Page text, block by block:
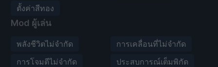
ตั้งค่าสีทอง
Mod ผู้เล่น
พลังชีวิตไม่จำกัด
การเคลื่อนที่ไม่จำกัด
การโจมตีไม่จำกัด
ประสบการณ์เต็มพิกัด